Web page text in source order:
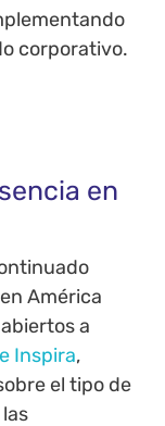
corporativo.
en
América
a
Inspira,
el tipo de